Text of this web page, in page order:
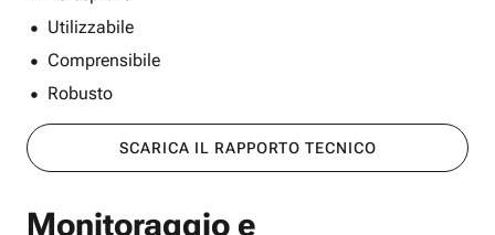
Utilizzabile
Comprensibile
Robusto
SCARICA IL RAPPORTO TECNICO
Monitoraggio e